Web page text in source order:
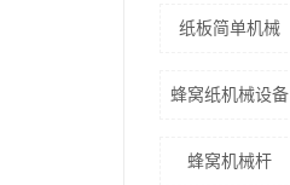
纸板简单机械
蜂窝纸机械设备
蜂窝机械杆